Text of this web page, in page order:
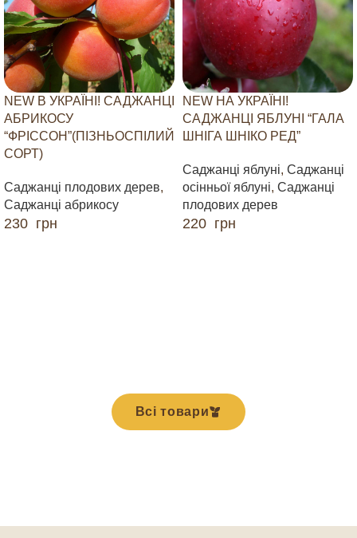
NEW В УКРАЇНІ! САДЖАНЦІ
АБРИКОСУ
“ФРІССОН”(ПІЗНЬОСПІЛИЙ
СОРТ)
Саджанці плодових дерев,
Саджанці абрикосу
230 грн
NEW НА УКРАЇНІ!
САДЖАНЦІ ЯБЛУНІ “ГАЛА
ШНІГА ШНІКО РЕД”
Саджанці яблуні, Саджанці
осінньої яблуні, Саджанці
плодових дерев
220 грн
Всі товари